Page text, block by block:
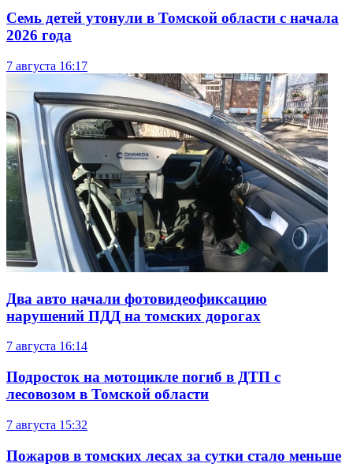
Семь детей утонули в Томской области с начала
2026 года
7 августа 16:17
Два авто начали фотовидеофиксацию
нарушений ПДД на томских дорогах
7 августа 16:14
Подросток на мотоцикле погиб в ДТП с
лесовозом в Томской области
7 августа 15:32
Пожаров в томских лесах за сутки стало меньше